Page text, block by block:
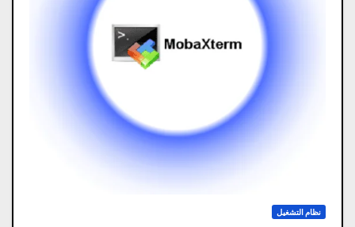
نظام التشغيل